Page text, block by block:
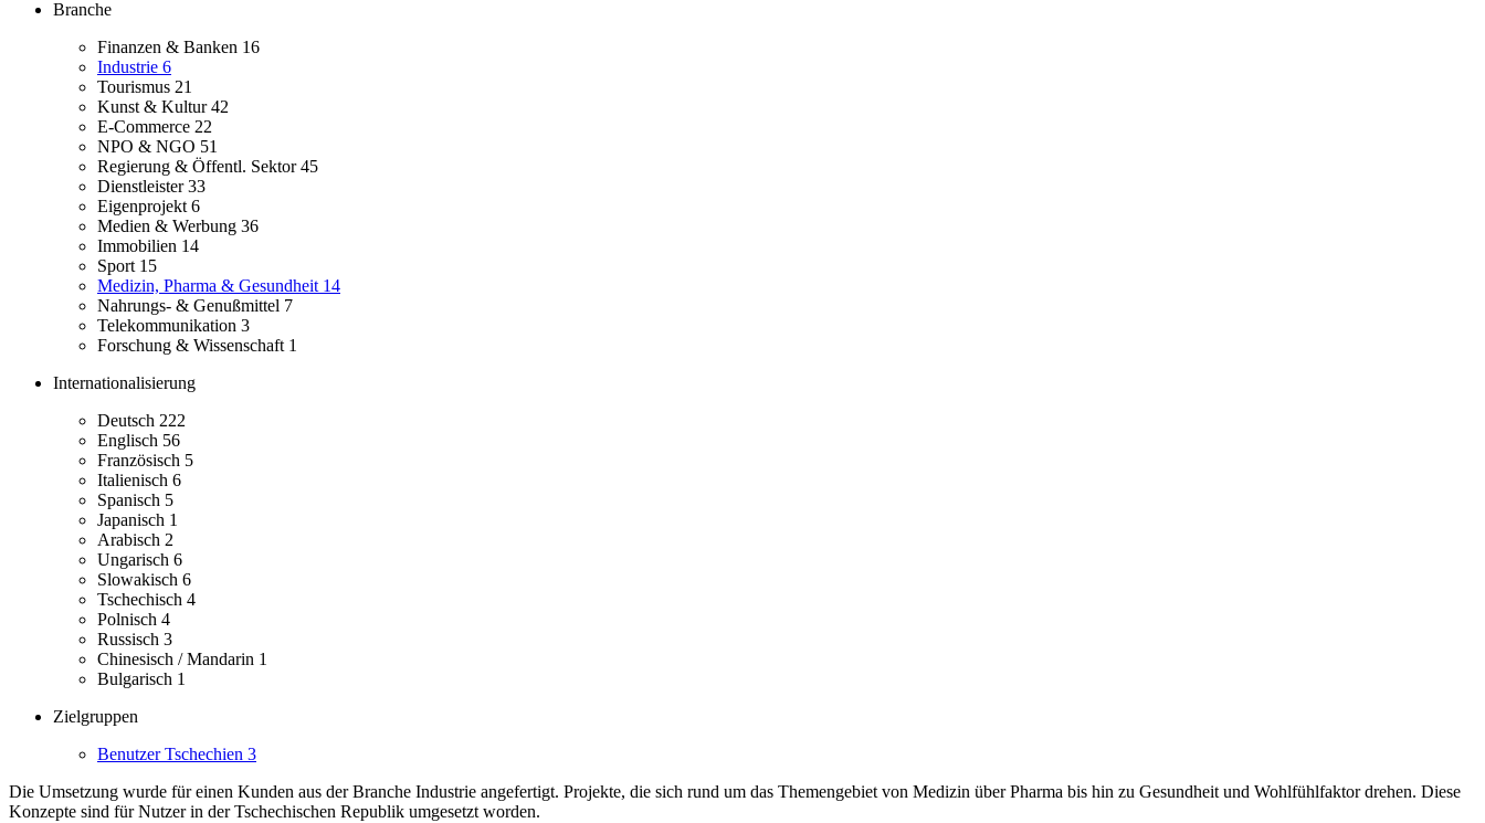
Branche
Finanzen & Banken 16
Industrie 6
Tourismus 21
Kunst & Kultur42
E-Commerce 22
NPO & NGO 51
Regierung & Öffentl. Sektor45
Dienstleister33
Eigenprojekt 6
Medien & Werbung 36
Immobilien 14
Sport 15
Medizin, Pharma & Gesundheit 14
Nahrungs- & Genußmittel 7
Telekommunikation 3
Forschung & Wissenschaft 1
Internationalisierung
Deutsch 222
Englisch 56
Französisch 5
Italienisch 6
Spanisch 5
Japanisch 1
Arabisch 2
Ungarisch 6
Slowakisch 6
Tschechisch 4
Polnisch 4
Russisch 3
Chinesisch / Mandarin 1
Bulgarisch 1
Zielgruppen
Benutzer Tschechien 3
Die Umsetzung wurde für einen Kunden aus der Branche Industrie angefertigt. Projekte, die sich rund um das Themengebiet von Medizin über Pharma bis hin zu Gesundheit und Wohlfühlfaktor drehen. Diese
Konzepte sind für Nutzer in der Tschechischen Republik umgesetzt worden.